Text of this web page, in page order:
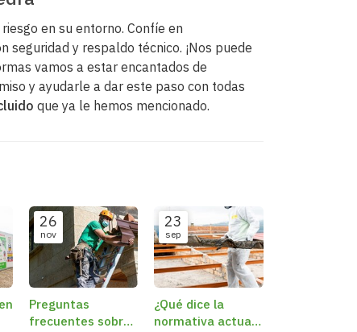
en su entorno. Confíe en
seguridad y respaldo técnico. ¡Nos puede
vamos a estar encantados de
y ayudarle a dar este paso con todas
que ya le hemos mencionado.
26
nov
Preguntas
frecuentes sobre
23
sep
¿Qué dice la
normativa actual